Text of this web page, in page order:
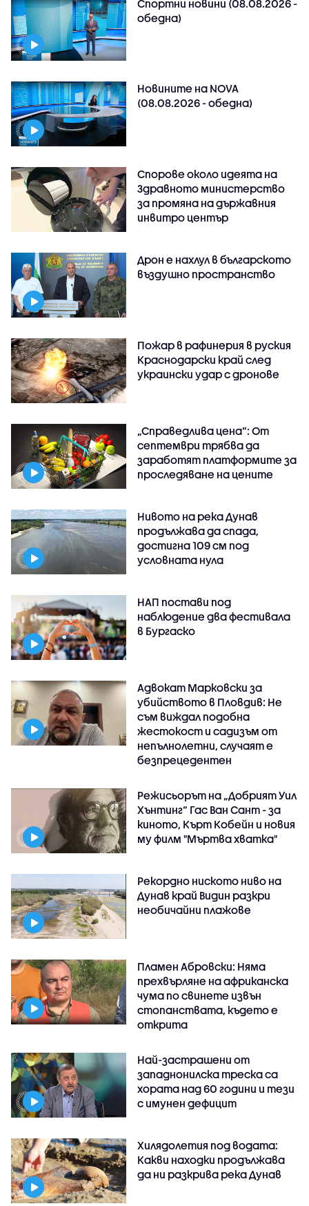
Спортни новини (08.08.2026 -
обедна)
Новините на NOVA
(08.08.2026 - обедна)
Спорове около идеята на
Здравното министерство
за промяна на държавния
инвитро център
Дрон е нахлул в българското
въздушно пространство
Пожар в рафинерия в руския
Краснодарски край след
украински удар с дронове
„Справедлива цена“: От
септември трябва да
заработят платформите за
проследяване на цените
Нивото на река Дунав
продължава да спада,
достигна 109 см под
условната нула
НАП постави под
наблюдение два фестивала
в Бургаско
Адвокат Марковски за
убийството в Пловдив: Не
съм виждал подобна
жестокост и садизъм от
непълнолетни, случаят е
безпрецедентен
Режисьорът на „Добрият Уил
Хънтинг“ Гас Ван Сант - за
киното, Кърт Кобейн и новия
му филм "Мъртва хватка"
Рекордно ниското ниво на
Дунав край Видин разкри
необичайни плажове
Пламен Абровски: Няма
прехвърляне на африканска
чума по свинете извън
стопанствата, където е
открита
Най-застрашени от
западнонилска треска са
хората над 60 години и тези
с имунен дефицит
Хилядолетия под водата:
Какви находки продължава
да ни разкрива река Дунав